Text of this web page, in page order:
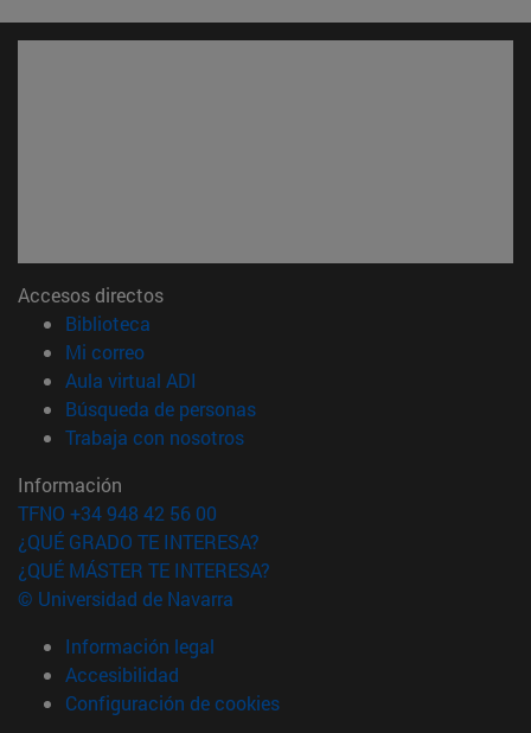
Accesos directos
Biblioteca
Mi correo(abre en nueva ventana)
Aula virtual ADI
Búsqueda de personas(abre en nueva ventana)
Trabaja con nosotros(abre en nueva ventana)
Información
TFNO +34 948 42 56 00
¿QUÉ GRADO TE INTERESA?
¿QUÉ MÁSTER TE INTERESA?
© Universidad de Navarra
Información legal
Accesibilidad
Configuración de cookies